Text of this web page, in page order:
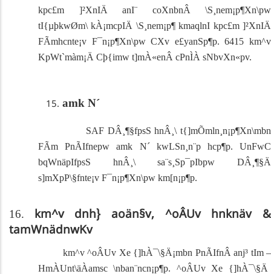
kpc£m ]²XnIÄ anI¨ coXnbnÂ \S¸nem¡p¶Xn\pw
tI{µþkwØm\ kÀ¡mcpIÄ \S¸nem¡p¶ kmaqlnI kpc£m ]²XnIÄ
FÃmhcnte¡v F¯n¡p¶Xn\pw CXv e£yanSp¶p. 6415 km^v
KpWt`màm¡Ä Cþ{imw t]mÀ«enÂ cPnÌÀ sNbvXn«p­v.
amk N´
SAF DÂ¸¶§fpsS hnÂ¸\ t{]mÕmln¸n¡p¶Xn\mbn
FÃm PnÃIfnepw amk N´ kwLSn¸n¨p hcp¶p. UnFwC
bqWnäpIfpsS hnÂ¸\ sa¨s¸Sp¯pIbpw DÂ¸¶§Ä
s]mXpP\§fnte¡v F¯n¡p¶Xn\pw km[n¡p¶p.
16. km^v dnh} aoän§v, ^oÂUv hnknäv &
tamWnädnwKv
km^v ^oÂUv Xe {]hÀ¯\§Ä¡mbn PnÃIfnÂ anj³ tIm –
HmÀUnt\äÀamsc \nban¨ncn¡p¶p. ^oÂUv Xe {]hÀ¯\§Ä